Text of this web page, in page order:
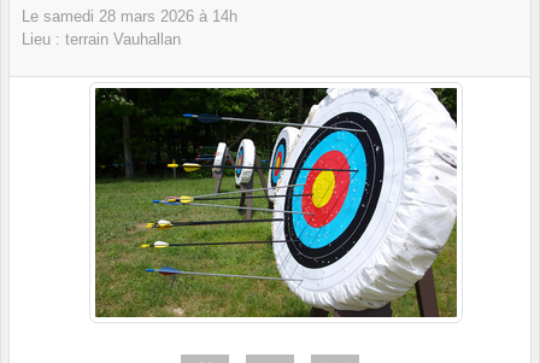
Le samedi 28 mars 2026 à 14h
Lieu : terrain Vauhallan